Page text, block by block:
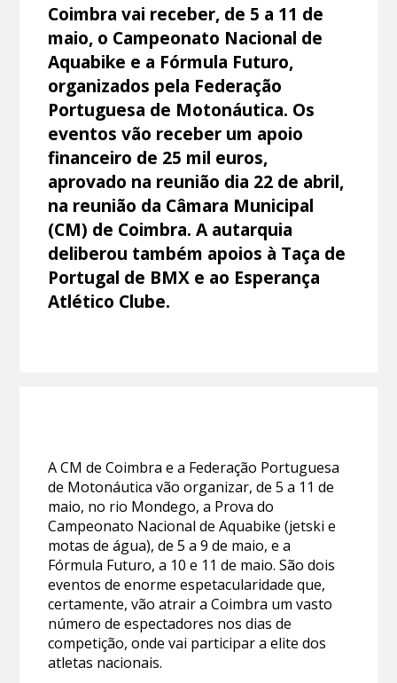
Coimbra vai receber, de 5 a 11 de
maio, o Campeonato Nacional de
Aquabike e a Fórmula Futuro,
organizados pela Federação
Portuguesa de Motonáutica. Os
eventos vão receber um apoio
financeiro de 25 mil euros,
aprovado na reunião dia 22 de abril,
na reunião da Câmara Municipal
(CM) de Coimbra. A autarquia
deliberou também apoios à Taça de
Portugal de BMX e ao Esperança
Atlético Clube.
A CM de Coimbra e a Federação Portuguesa
de Motonáutica vão organizar, de 5 a 11 de
maio, no rio Mondego, a Prova do
Campeonato Nacional de Aquabike (jetski e
motas de água), de 5 a 9 de maio, e a
Fórmula Futuro, a 10 e 11 de maio. São dois
eventos de enorme espetacularidade que,
certamente, vão atrair a Coimbra um vasto
número de espectadores nos dias de
competição, onde vai participar a elite dos
atletas nacionais.